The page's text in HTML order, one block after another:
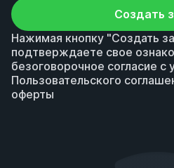
Создать
Нажимая кнопку "Создать
подтверждаете свое
безоговорочное согласие с
Пользовательского
оферты